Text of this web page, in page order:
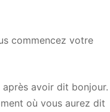
commencez votre
après avoir dit bonjour.
où vous aurez dit